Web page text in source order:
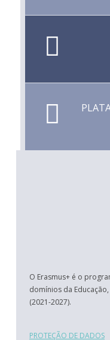
O Erasmus+ é o
domínios da
(2021-2027).
PROTEÇÃO DE DADOS